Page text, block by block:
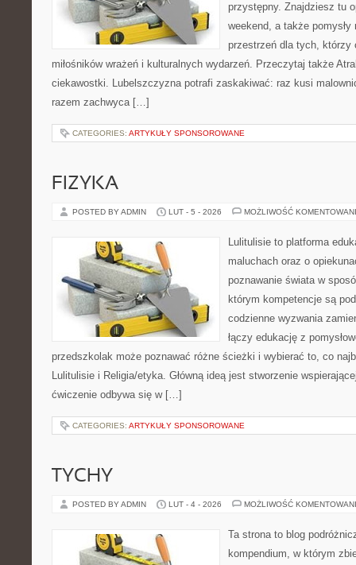
przystępny. Znajdziesz tu
weekend, a także pomysły
przestrzeń dla tych, którzy
miłośników wrażeń i kulturalnych wydarzeń. Przeczytaj także
ciekawostki. Lubelszczyzna potrafi zaskakiwać: raz kusi
razem zachwyca […]
CATEGORIES: ARTYKUŁY SPONSOROWANE
FIZYKA
POSTED BY ADMIN LUT - 5 - 2026 MOŻLIWOŚĆ
Lulitulisie to platforma
maluchach oraz o
poznawanie świata w
którym kompetencje są
codzienne wyzwania
łączy edukację z
przedszkolak może poznawać różne ścieżki i wybierać to, co
Lulitulisie i Religia/etyka. Główną ideą jest stworzenie
ćwiczenie odbywa się w […]
CATEGORIES: ARTYKUŁY SPONSOROWANE
TYCHY
POSTED BY ADMIN LUT - 4 - 2026 MOŻLIWOŚĆ
Ta strona to blog
kompendium, w którym